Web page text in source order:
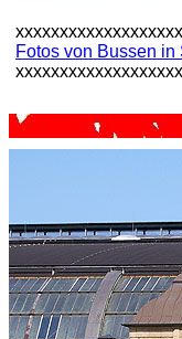
Fotos von Bussen in